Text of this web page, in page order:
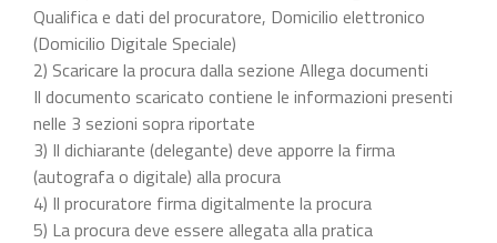
Qualifica e dati del procuratore, Domicilio elettronico
(Domicilio Digitale Speciale)
2) Scaricare la procura dalla sezione Allega documenti
Il documento scaricato contiene le informazioni presenti
nelle 3 sezioni sopra riportate
3) Il dichiarante (delegante) deve apporre la firma
(autografa o digitale) alla procura
4) Il procuratore firma digitalmente la procura
5) La procura deve essere allegata alla pratica